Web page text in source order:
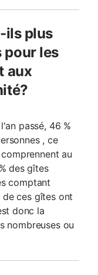
ils plus
pour les
aux
passé, 46 %
, ce
au
des gîtes
comptant
de ces gîtes ont
donc la
nombreuses ou